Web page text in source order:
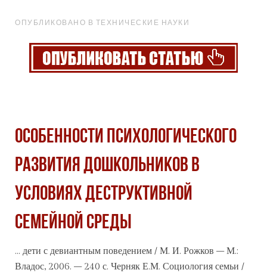
ОПУБЛИКОВАНО В ТЕХНИЧЕСКИЕ НАУКИ
ОСОБЕННОСТИ ПСИХОЛОГИЧЕСКОГО
РАЗВИТИЯ ДОШКОЛЬНИКОВ В
УСЛОВИЯХ ДЕСТРУКТИВНОЙ
СЕМЕЙНОЙ СРЕДЫ
... дети с девиантным поведением / М. И. Рожков – М.:
Владос, 2006. – 240 с. Черняк Е.М. Социология семьи /